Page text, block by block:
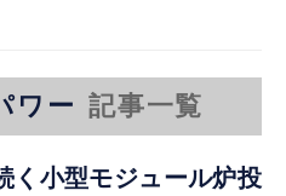
ワー 記事一覧
く小型モジュール炉投